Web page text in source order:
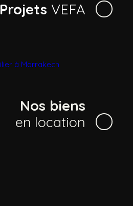
Projets VEFA
Nos biens
en location